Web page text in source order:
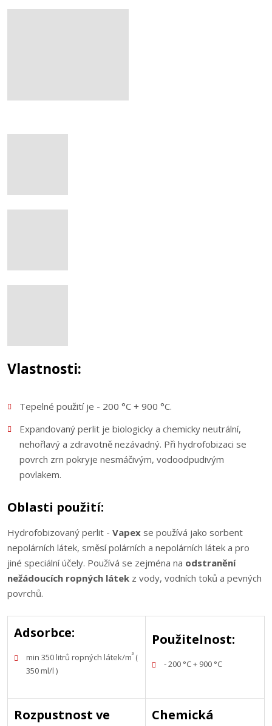
Vlastnosti:
Tepelné použití je - 200 °C + 900 °C.
Expandovaný perlit je biologicky a chemicky neutrální,
nehořlavý a zdravotně nezávadný. Při hydrofobizaci se
povrch zrn pokryje nesmáčivým, vodoodpudivým
povlakem.
Oblasti použití:
Hydrofobizovaný perlit - Vapex se používá jako sorbent
nepolárních látek, směsí polárních a nepolárních látek a pro
jiné speciální účely. Používá se zejména na odstranění
nežádoucích ropných látek z vody, vodních toků a pevných
povrchů.
Adsorbce:
min 350 litrů ropných látek/m³(
350 ml/l )
Použitelnost:
- 200 °C + 900 °C
Rozpustnost ve
Chemická